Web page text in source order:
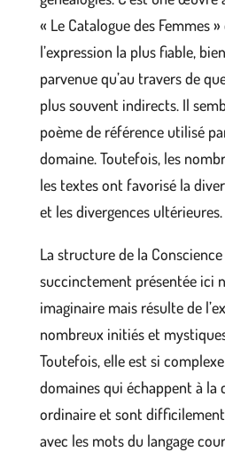
« Le Catalogue des Femmes
l’expression la plus fiable,
parvenue qu’au travers de
plus souvent indirects. Il
poème de référence utilisé
domaine. Toutefois, les
les textes ont favorisé la
et les divergences ultérieures.
La structure de la
succinctement présentée ici
imaginaire mais résulte de
nombreux initiés et
Toutefois, elle est si
domaines qui échappent à la
ordinaire et sont
avec les mots du langage